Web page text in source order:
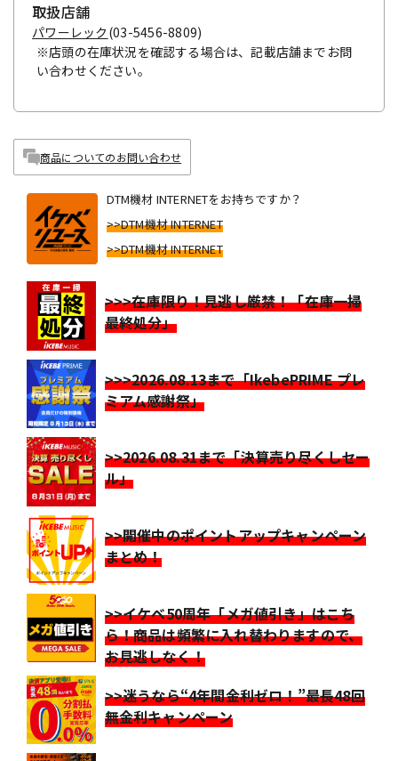
取扱店舗
パワーレック (03-5456-8809)
※店頭の在庫状況を確認する場合は、記載店舗までお問
い合わせください。
商品についてのお問い合わせ
DTM機材 INTERNETをお持ちですか？
>>DTM機材 INTERNET
>>DTM機材 INTERNET
>>>在庫限り！見逃し厳禁！「在庫一掃
最終処分」
>>>2026.08.13まで「IkebePRIME プレ
ミアム感謝祭」
>>2026.08.31まで「決算売り尽くしセー
ル」
>>開催中のポイントアップキャンペーン
まとめ！
>>イケベ50周年「メガ値引き」はこち
ら！商品は頻繁に入れ替わりますので、
お見逃しなく！
>>迷うなら“4年間金利ゼロ！”最長48回
無金利キャンペーン